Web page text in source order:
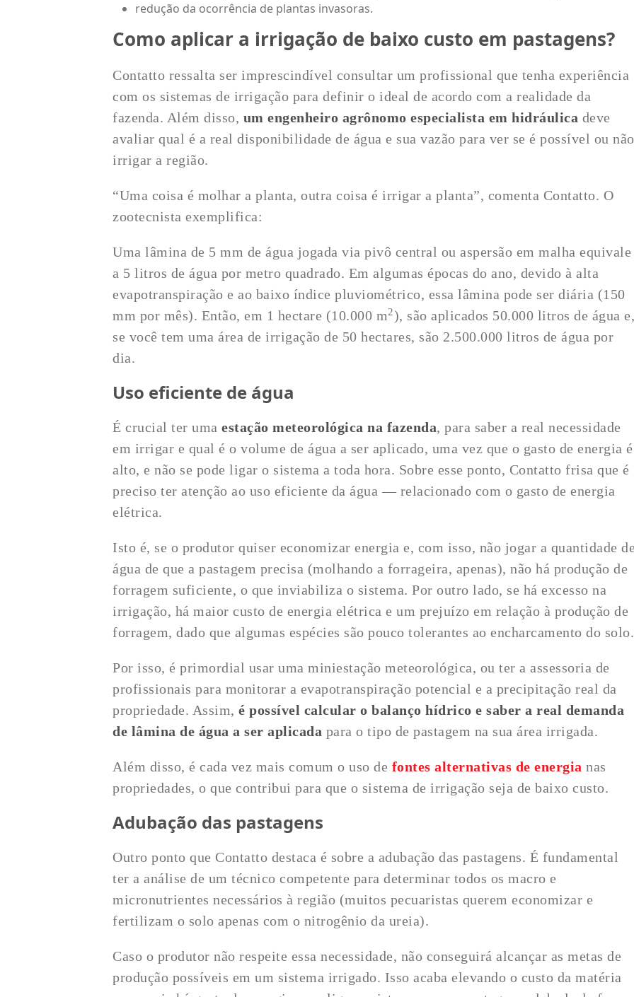
redução da ocorrência de plantas invasoras.
Como aplicar a irrigação de baixo custo em pastagens?
Contatto ressalta ser imprescindível consultar um profissional que tenha experiência
com os sistemas de irrigação para definir o ideal de acordo com a realidade da
fazenda. Além disso, um engenheiro agrônomo especialista em hidráulica deve
avaliar qual é a real disponibilidade de água e sua vazão para ver se é possível ou não
irrigar a região.
“Uma coisa é molhar a planta, outra coisa é irrigar a planta”, comenta Contatto. O
zootecnista exemplifica:
Uma lâmina de 5 mm de água jogada via pivô central ou aspersão em malha equivale
a 5 litros de água por metro quadrado. Em algumas épocas do ano, devido à alta
evapotranspiração e ao baixo índice pluviométrico, essa lâmina pode ser diária (150
mm por mês). Então, em 1 hectare (10.000 m2), são aplicados 50.000 litros de água e,
se você tem uma área de irrigação de 50 hectares, são 2.500.000 litros de água por
dia.
Uso eficiente de água
É crucial ter uma estação meteorológica na fazenda, para saber a real necessidade
em irrigar e qual é o volume de água a ser aplicado, uma vez que o gasto de energia é
alto, e não se pode ligar o sistema a toda hora. Sobre esse ponto, Contatto frisa que é
preciso ter atenção ao uso eficiente da água — relacionado com o gasto de energia
elétrica.
Isto é, se o produtor quiser economizar energia e, com isso, não jogar a quantidade
água de que a pastagem precisa (molhando a forrageira, apenas), não há produção de
forragem suficiente, o que inviabiliza o sistema. Por outro lado, se há excesso na
irrigação, há maior custo de energia elétrica e um prejuízo em relação à produção de
forragem, dado que algumas espécies são pouco tolerantes ao encharcamento do solo.
Por isso, é primordial usar uma miniestação meteorológica, ou ter a assessoria de
profissionais para monitorar a evapotranspiração potencial e a precipitação real da
propriedade. Assim, é possível calcular o balanço hídrico e saber a real demanda
de lâmina de água a ser aplicada para o tipo de pastagem na sua área irrigada.
Além disso, é cada vez mais comum o uso de fontes alternativas de energia nas
propriedades, o que contribui para que o sistema de irrigação seja de baixo custo.
Adubação das pastagens
Outro ponto que Contatto destaca é sobre a adubação das pastagens. É fundamental
ter a análise de um técnico competente para determinar todos os macro e
micronutrientes necessários à região (muitos pecuaristas querem economizar e
fertilizam o solo apenas com o nitrogênio da ureia).
Caso o produtor não respeite essa necessidade, não conseguirá alcançar as metas de
produção possíveis em um sistema irrigado. Isso acaba elevando o custo da matéria